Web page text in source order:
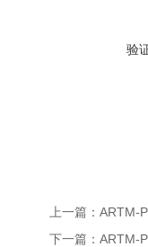
验
上一篇： ARTM-
下一篇： ARTM-